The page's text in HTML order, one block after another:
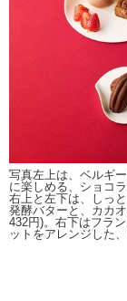
写真左上は、ベルギ
に楽しめる、ショコ
右上と左下は、しっ
発酵バターと、カカ
432円)。右下はフラ
ットをアレンジした